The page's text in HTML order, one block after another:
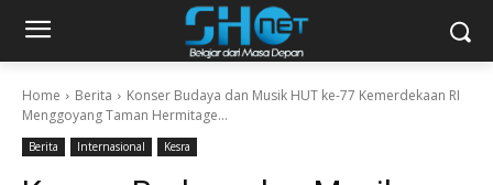
Home Berita
Konser Budaya dan Musik HUT ke-77 Kemerdekaan RI
Menggoyang Taman Hermitage...
Berita Internasional Kesra